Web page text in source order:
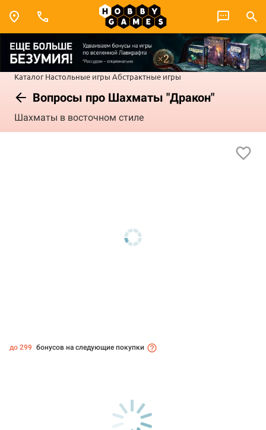
Каталог Настольные игры Абстрактные игры
Вопросы про Шахматы "Дракон"
Шахматы в восточном стиле
до 299 бонусов на следующие покупки